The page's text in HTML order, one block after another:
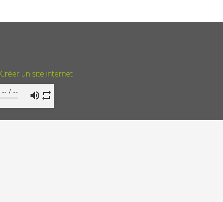
Créer un site internet
-- / --